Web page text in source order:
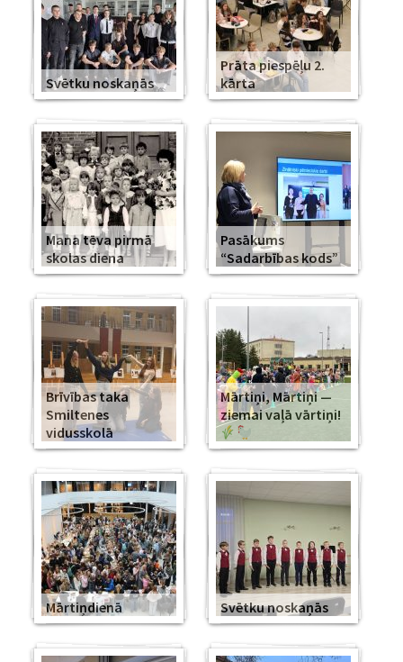
Svētku noskaņās
Prāta piespēļu 2.
kārta
Mana tēva pirmā
skolas diena
Pasākums
“Sadarbības kods”
Brīvības taka
Smiltenes
vidusskolā
Mārtiņi, Mārtiņi —
ziemai vaļā vārtiņi!
Mārtiņdienā Svētku noskaņās